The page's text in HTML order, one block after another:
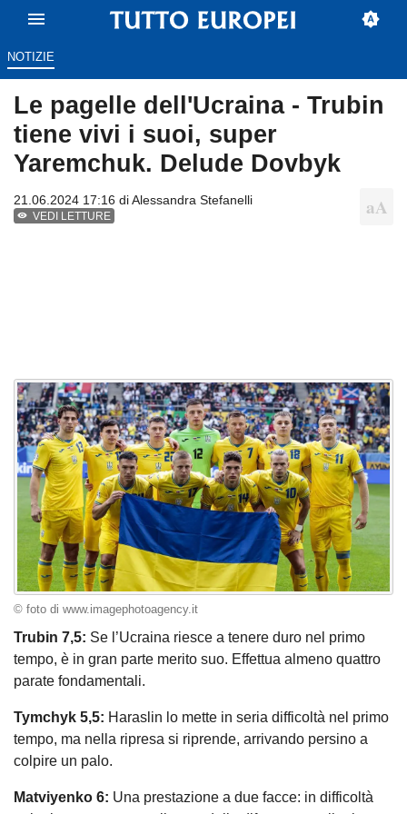
NOTIZIE
Le pagelle dell'Ucraina - Trubin
tiene vivi i suoi, super
Yaremchuk. Delude Dovbyk
21.06.2024 17:16 diAlessandra Stefanelli
VEDI LETTURE
© foto di www.imagephotoagency.it
Trubin 7,5: Se l’Ucraina riesce a tenere duro nel primo
tempo, è in gran parte merito suo. Effettua almeno quattro
parate fondamentali.
Tymchyk 5,5: Haraslin lo mette in seria difficoltà nel primo
tempo, ma nella ripresa si riprende, arrivando persino a
colpire un palo.
Matviyenko 6: Una prestazione a due facce: in difficoltà